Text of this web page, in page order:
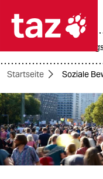

themen
politik
öko
Startseite Soziale